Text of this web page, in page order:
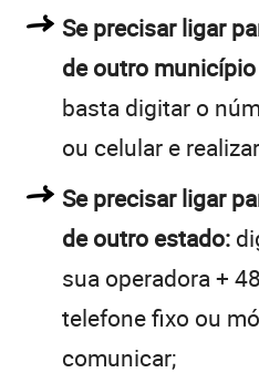
Se precisar ligar
de outro
basta digitar o
ou celular e
Se precisar ligar
de outro estado:
sua operadora +
telefone fixo ou
comunicar;